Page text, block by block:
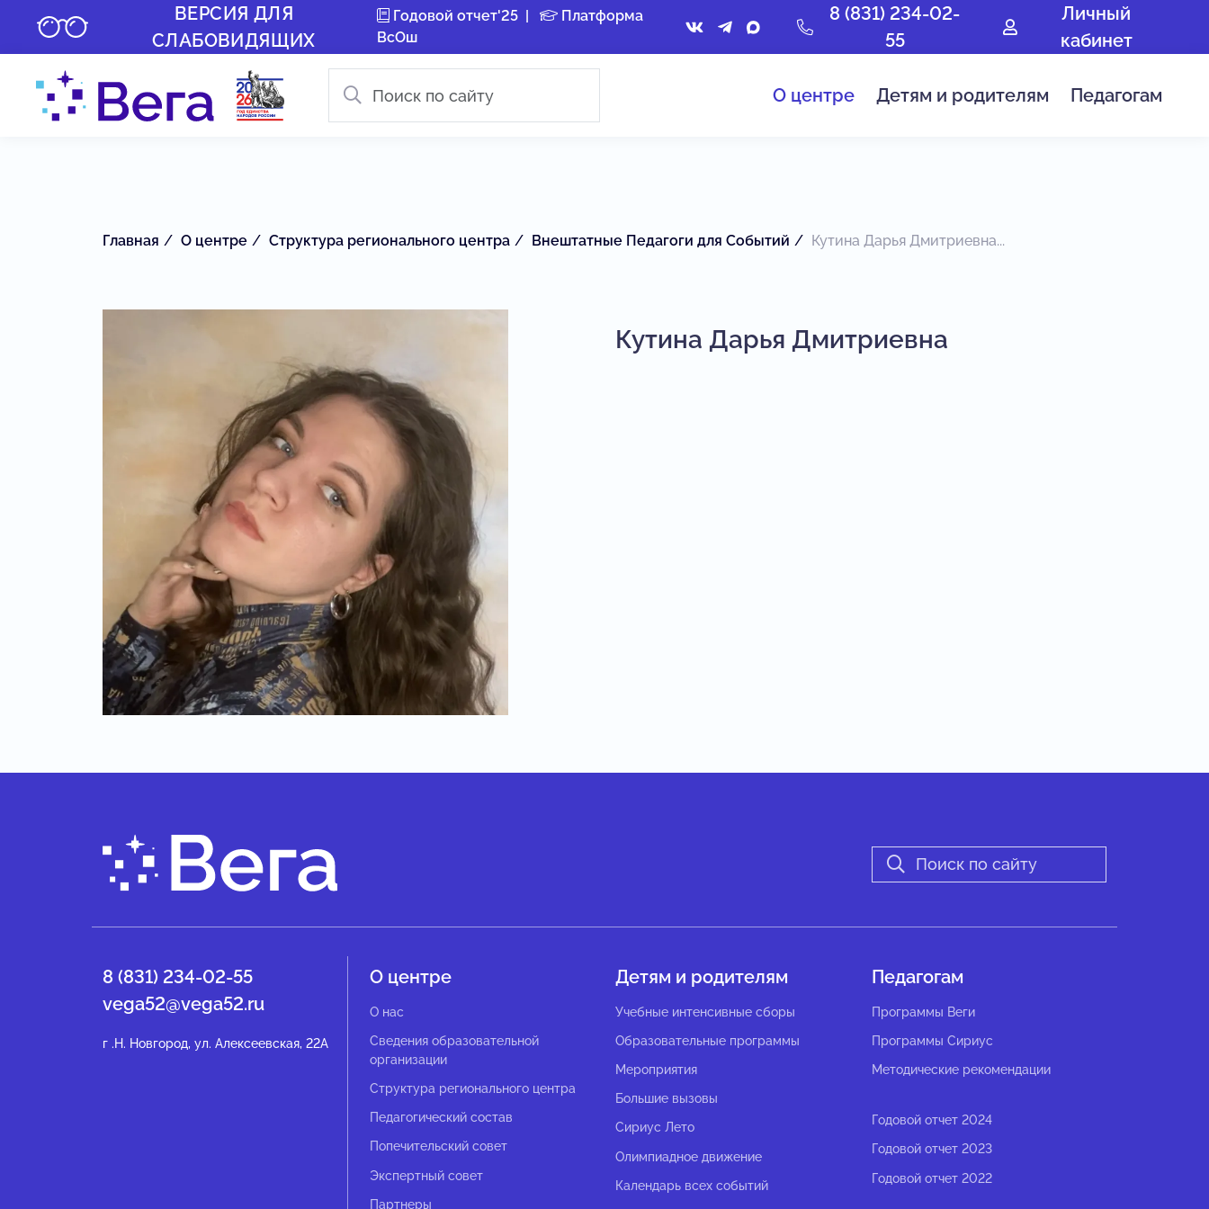
ВЕРСИЯ ДЛЯ
СЛАБОВИДЯЩИХ
Годовой отчет'25|
Платформа
ВсОш
8 (831) 234-02-
55
Личный
кабинет
О центре Детям и родителям Педагогам
Главная О центре Структура регионального центра Внештатные Педагоги для Событий Кутина Дарья Дмитриевна...
Кутина Дарья Дмитриевна
8 (831) 234-02-55
vega52@vega52.ru
г .Н. Новгород, ул. Алексеевская, 22А
О центре
О нас
Сведения образовательной
организации
Структура регионального центра
Педагогический состав
Попечительский совет
Экспертный совет
Партнеры
Детям и родителям
Учебные интенсивные сборы
Образовательные программы
Мероприятия
Большие вызовы
Сириус Лето
Олимпиадное движение
Календарь всех событий
Педагогам
Программы Веги
Программы Сириус
Методические рекомендации
Годовой отчет 2024
Годовой отчет 2023
Годовой отчет 2022